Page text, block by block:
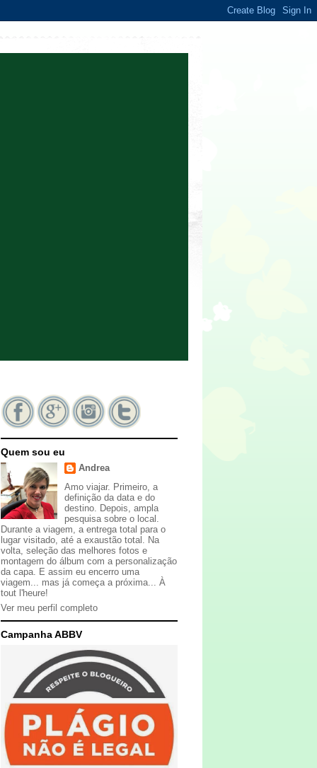
Quem sou eu
Andrea
Amo viajar. Primeiro, a
definição da data e do
destino. Depois, ampla
pesquisa sobre o local.
Durante a viagem, a entrega total para o
lugar visitado, até a exaustão total. Na
volta, seleção das melhores fotos e
montagem do álbum com a personalização
da capa. E assim eu encerro uma
viagem... mas já começa a próxima... À
tout l'heure!
Ver meu perfil completo
Campanha ABBV